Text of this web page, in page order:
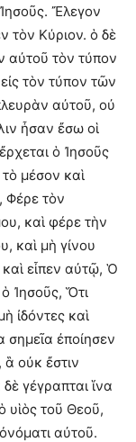
Ἔλεγον
τὸν Κύριον. ὁ δὲ
αὐτοῦ τὸν τύπον
τὸν τύπον τῶν
αὐτοῦ, οὐ
ἦσαν ἔσω οἱ
ὁ Ἰησοῦς
μέσον καὶ
Φέρε τὸν
καὶ φέρε τὴν
καὶ μὴ γίνου
εἶπεν αὐτῷ, Ὁ
Ἰησοῦς, Ὅτι
ἰδόντες καὶ
ἐποίησεν
οὐκ ἔστιν
γέγραπται ἵνα
υἱὸς τοῦ Θεοῦ,
αὐτοῦ.